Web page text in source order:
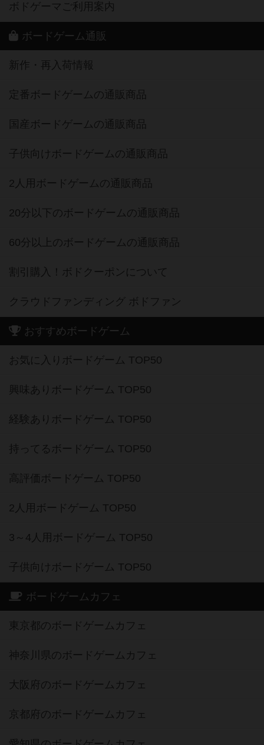
ボドゲーマご利用案内
ボードゲーム通販
新作・再入荷情報
定番ボードゲームの通販商品
国産ボードゲームの通販商品
子供向けボードゲームの通販商品
2人用ボードゲームの通販商品
20分以下のボードゲームの通販商品
60分以上のボードゲームの通販商品
割引購入！ボドクーポンについて
クラウドファンディング ボドファン
おすすめボードゲーム
お気に入りボードゲーム TOP50
興味ありボードゲーム TOP50
経験ありボードゲーム TOP50
持ってるボードゲーム TOP50
高評価ボードゲーム TOP50
2人用ボードゲーム TOP50
3～4人用ボードゲーム TOP50
子供向けボードゲーム TOP50
ボードゲームカフェ
東京都のボードゲームカフェ
神奈川県のボードゲームカフェ
大阪府のボードゲームカフェ
京都府のボードゲームカフェ